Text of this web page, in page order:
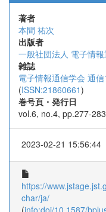
著者
本間 祐次
出版者
一般社団法人 電子情
雑誌
電子情報通信学会 通
(ISSN:21860661)
巻号頁・発行日
vol.6, no.4, pp.277-
2023-02-21 15:56:44
https://
char/ja/
(info:doi/10.1587/